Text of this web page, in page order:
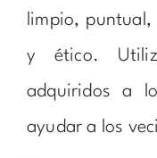
limpio, puntual,
y ético.
adquiridos a
ayudar a los